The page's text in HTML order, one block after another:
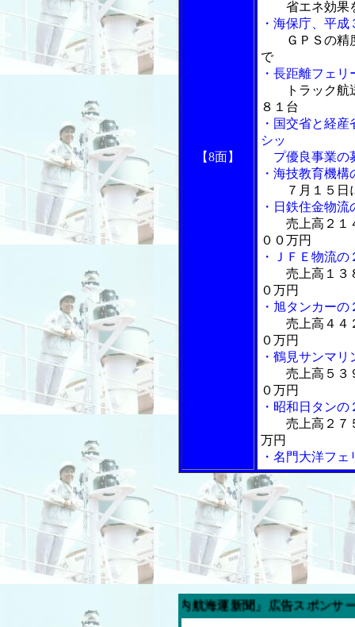
【8面】
省エネ効果
・海保庁、平
ＧＰＳの精
で
・長距離フェ
トラック
８１台
・国交省と経
シッ
プ優良事業の
・海技教育機
７月１５
・日鉄住金物
売上高２１
００万円
・ＪＦＥ物流
売上高１３
０万円
・旭タンカー
売上高４４
０万円
・鶴見サンマ
売上高５３
０万円
・昭和日タン
売上高２７
万円
・名門大洋フ
今週の「内航海運新聞」広告スポンサー企業